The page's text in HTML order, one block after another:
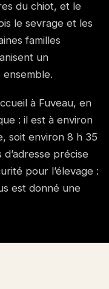
du chiot, et le
le sevrage et les
familles
un
à Fuveau, en
: il est à environ
soit environ 8 h 35
précise
pour l’élevage :
est donné une